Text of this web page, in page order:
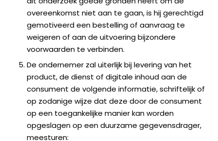
overeenkomst niet aan te gaan, is hij gerechtigd
gemotiveerd een bestelling of aanvraag te
weigeren of aan de uitvoering bijzondere
voorwaarden te verbinden.
De ondernemer zal uiterlijk bij levering van het
product, de dienst of digitale inhoud aan de
consument de volgende informatie, schriftelijk of
op zodanige wijze dat deze door de consument
op een toegankelijke manier kan worden
opgeslagen op een duurzame gegevensdrager,
meesturen: